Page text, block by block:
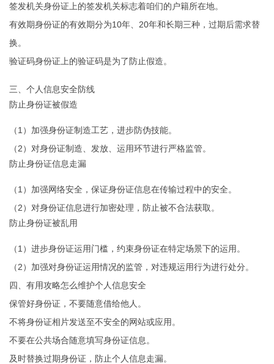
签发机关身份证上的签发机关标志着咱们的户籍所在地。
有效期身份证的有效期分为10年、20年和长期三种，过期后需求替
换。
验证码身份证上的验证码是为了防止假造。
三、个人信息安全防线
防止身份证被假造
（1）加强身份证制造工艺，进步防伪技能。
（2）对身份证制造、发放、运用环节进行严格监管。
防止身份证信息走漏
（1）加强网络安全，保证身份证信息在传输过程中的安全。
（2）对身份证信息进行加密处理，防止被不合法获取。
防止身份证被乱用
（1）进步身份证运用门槛，约束身份证在特定场景下的运用。
（2）加强对身份证运用情况的监管，对违规运用行为进行处分。
四、有用攻略怎么维护个人信息安全
保管好身份证，不要随意借给他人。
不将身份证相片发送至不安全的网站或应用。
不要在公共场合随意填写身份证信息。
及时替换过期身份证，防止个人信息走漏。